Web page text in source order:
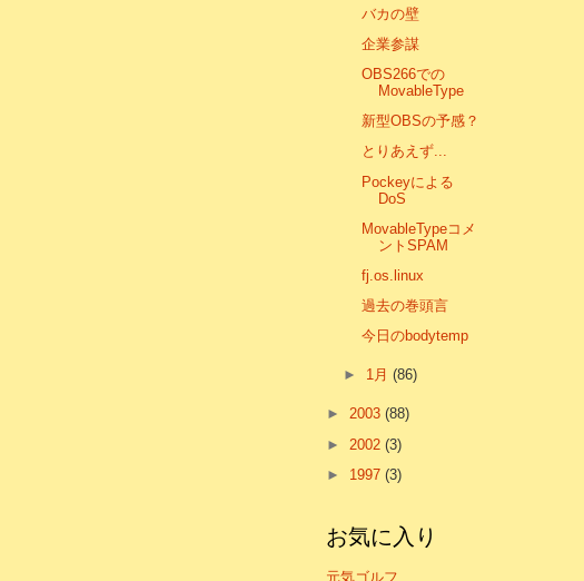
バカの壁
企業参謀
OBS266での
MovableType
新型OBSの予感？
とりあえず...
Pockeyによる
DoS
MovableTypeコメ
ントSPAM
fj.os.linux
過去の巻頭言
今日のbodytemp
► 1月(86)
► 2003 (88)
► 2002 (3)
► 1997 (3)
お気に入り
元気ゴルフ